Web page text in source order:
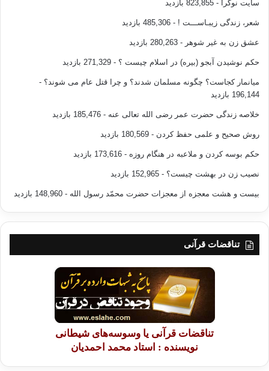
أن يكون علمانيا جزئيا وإسلاميا جزئيا، سيكتشف أن المحصلة النهائية ستكون علمانية.
ولكن هذا لا يمنع من أن الدولة العلمانية قابلة للتغيير من داخلها، وأن هذا التغيير يمكن
أن يصل لبناء دولة إسلامية. ومعنى هذا، أن هناك فرقاً بين التنازل وبين المرحلية. وتغيير
بالكامل، حتى يتم بناء الدولة الإسلامية، إلا في بعض الظروف الخاصة. ولكن العمل من
داخل الدولة العلمانية القائمة وتغييرها، لا يعني أنها تتشابه مع الدولة الإسلامية، لأن ما
بينهما من تشابه ليس له قيمة عملية
الدولة العلمانیة بناء الدولة الإسلامیة
سایت نوگرا - 823,855 بازدید
شعر، زندگی زیبـاســـت ! - 485,306 بازدید
عشق زن به غیر شوهر - 280,263 بازدید
حکم نوشیدن آبجو (بیره) در اسلام چیست ؟ - 271,329 بازدید
میانمار کجاست؟ چگونه مسلمان شدند؟ و چرا قتل عام می شوند؟ -
196,144 بازدید
خلاصه زندگی حضرت عمر رضی الله تعالی عنه - 185,476 بازدید
روش صحیح و علمی حفظ کردن - 180,569 بازدید
حکم بوسه کردن و ملاعبه در هنگام روزه - 173,616 بازدید
نصیب زن در بهشت چیست؟ - 152,965 بازدید
بیست و هشت معجزه از معجزات حضرت محمّد رسول الله - 148,960 بازدید
تناقضات قرآنی
تناقضات قرآنی یا وسوسه‌های شیطانی
نویسنده : استاد محمد احمدیان